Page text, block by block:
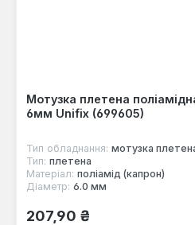
Мотузка плетена
6мм Unifix (699605)
Тип обладнання: мотузка
Тип: плетена
Матеріал: поліамід (капрон)
Діаметр: 6.0 мм
Звичайна ціна:
207,90 ₴